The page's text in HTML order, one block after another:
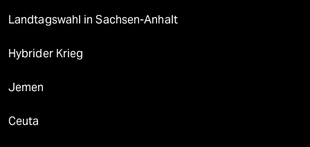
Landtagswahl in Sachsen-Anhalt
Hybrider Krieg
Jemen
Ceuta